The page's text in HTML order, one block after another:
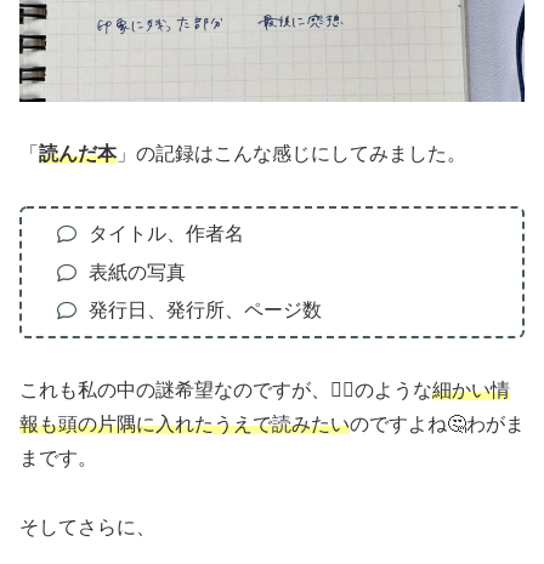
「 読んだ本」の記録はこんな感じにしてみました。
タイトル、作者名
表紙の写真
発行日、発行所、ページ数
これも私の中の謎希望なのですが、☝🏻のような細かい情
報も頭の片隅に入れたうえで読みたいのですよね🤔わがま
まです。
そしてさらに、